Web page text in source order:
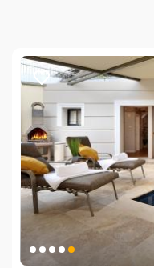
במיוחד, בגוונים לבנים נקיים עם מצעים רכים ואיכותיים, בכל חדר
טלוויזיה חדישה מחוברת לכבלים ואקססוריז שונים, מראה, שידות
לצד המיטה ושידות איפור, וכמובן מיזוג אוויר.בנוסף ישנם שני חדרי
רחצה מפוארים וחדשים, סטריליים ואסתטיים, עם מקלחון חדש
ומרווח, שירותים ועמדת כיור עם מראה מעוצבת. שם גם יחכו לכם
מגבות רכות ותמרוקי הרחצה.עוד בסויטה המושקעת והחדשה חלל
מרכזי בו סלון גדול מעוצב בגווני שמנת וכריות נוי מונחות עליו, עם